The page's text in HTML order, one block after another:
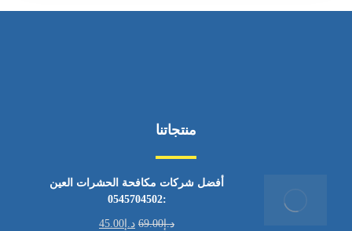
منتجاتنا
أفضل شركات مكافحة الحشرات العين
:0545704502
د.إ69.00 د.إ 45.00